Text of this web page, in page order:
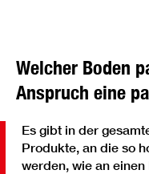
Welcher Boden
Anspruch eine
Es gibt in der
Produkte, an die so
werden, wie an